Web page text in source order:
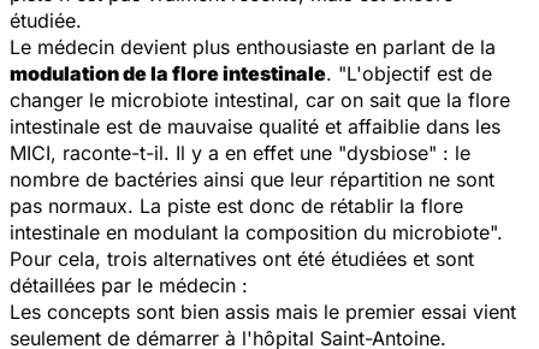
étudiée.
Le médecin devient plus enthousiaste en parlant de la
modulation de la flore intestinale. "L'objectif est de
changer le microbiote intestinal, car on sait que la flore
intestinale est de mauvaise qualité et affaiblie dans les
MICI, raconte-t-il. Il y a en effet une "dysbiose" : le
nombre de bactéries ainsi que leur répartition ne sont
pas normaux. La piste est donc de rétablir la flore
intestinale en modulant la composition du microbiote".
Pour cela, trois alternatives ont été étudiées et sont
détaillées par le médecin :
Les concepts sont bien assis mais le premier essai vient
seulement de démarrer à l'hôpital Saint-Antoine.